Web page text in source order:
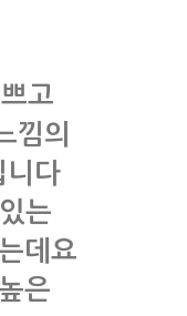
고
낌의
다
는
데요
은